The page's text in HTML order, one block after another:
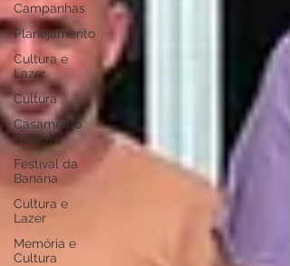
Campanhas
Planejamento
Cultura e
Lazer
Cultura
Casamento
Coletivo
Festival da
Banana
Cultura e
Lazer
Memória e
Cultura